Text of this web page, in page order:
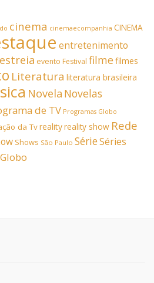
cinema cinemaecompanhia CINEMA
entretenimento
estreia evento Festival filmefilmes
Literatura literatura brasileira
Novela Novelas
de TV Programas Globo
da Tvrealityreality show Rede
Shows São Paulo SérieSéries